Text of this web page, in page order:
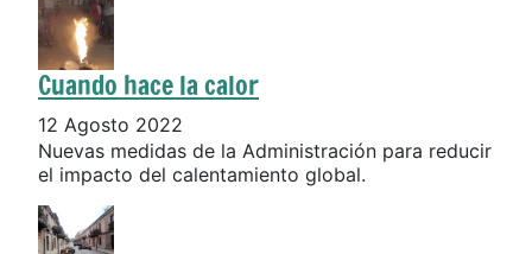
Cuando hace la calor
12 Agosto 2022
Nuevas medidas de la Administración para reducir
el impacto del calentamiento global.